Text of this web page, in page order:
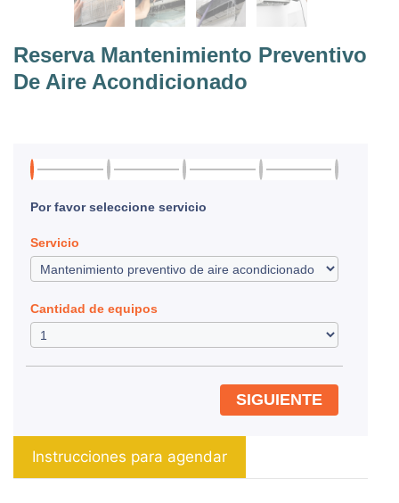
Reserva Mantenimiento Preventivo
De Aire Acondicionado
Por favor seleccione servicio
Servicio
Cantidad de equipos
SIGUIENTE
Instrucciones para agendar